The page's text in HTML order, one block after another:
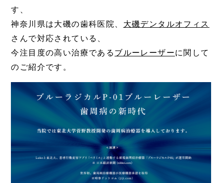
す、
神奈川県は大磯の歯科医院、 大磯デンタルオフィス
さんで対応されている、
今注目度の高い治療である ブルーレーザーに関して
のご紹介です。